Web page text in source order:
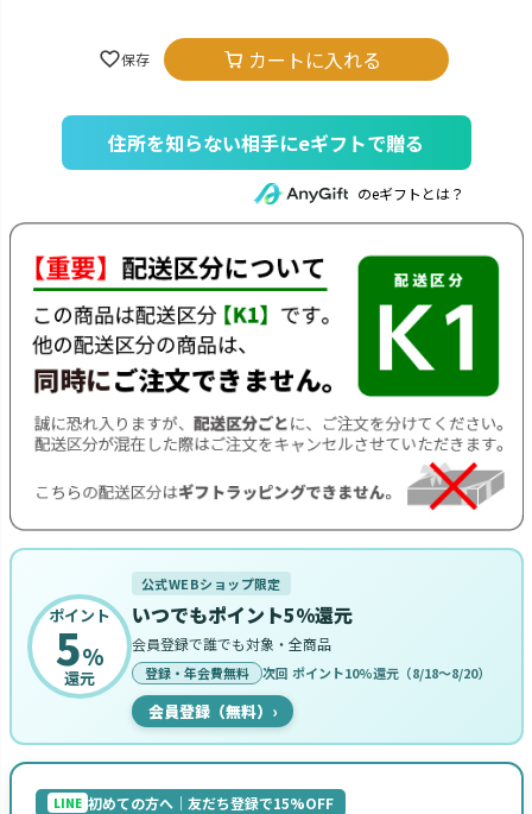
カートに入れる
住所を知らない相手にeギフトで贈る
のeギフトとは？
ポイント
5%
還元
公式WEBショップ限定
いつでもポイント5%還元
会員登録で誰でも対象・全商品
登録・年会費無料 次回 ポイント10%還元（8/18〜8/20）
会員登録（無料） ›
LINE 初めての方へ｜友だち登録で15%OFF